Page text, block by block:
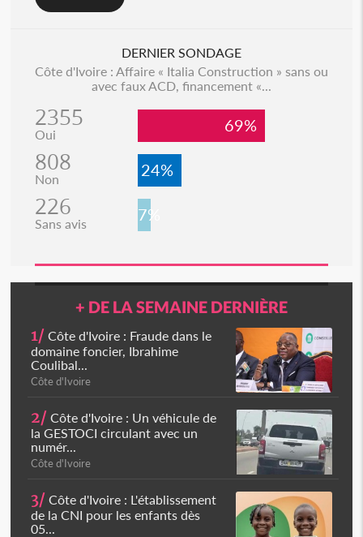
DERNIER SONDAGE
Côte d'Ivoire : Affaire « Italia Construction » sans ou
avec faux ACD, financement «...
2355
Oui 69%
808
Non 24%
226
Sans avis 7%
+ DE LA SEMAINE DERNIÈRE
1/ Côte d'Ivoire : Fraude dans le
domaine foncier, Ibrahime
Coulibal...
Côte d'Ivoire
2/ Côte d'Ivoire : Un véhicule de
la GESTOCI circulant avec un
numér...
Côte d'Ivoire
3/ Côte d'Ivoire : L'établissement
de la CNI pour les enfants dès
05...